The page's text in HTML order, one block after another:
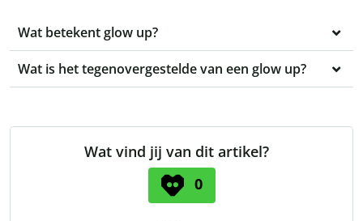
Wat betekent glow up?
Wat is het tegenovergestelde van een glow up?
Wat vind jij van dit artikel?
0